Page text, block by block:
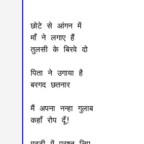
छोटे से आंगन में
माँ ने लगाए हैं
तुलसी के बिरवे दो
पिता ने उगाया है
बरगद छतनार
मैं अपना नन्हा गुलाब
कहाँ रोप दूँ!